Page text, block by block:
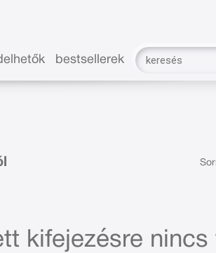
bestsellerek
kifejezésre nincs